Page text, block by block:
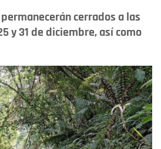
cerrados a las
y 31 de diciembre, así como